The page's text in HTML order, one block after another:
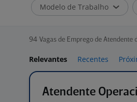
Modelo de Trabalho
94 Vagas de Emprego de Atendente
Relevantes Recentes
Atendente